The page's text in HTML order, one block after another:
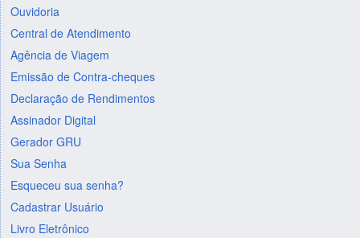
Ouvidoria
Central de Atendimento
Agência de Viagem
Emissão de Contra-cheques
Declaração de Rendimentos
Assinador Digital
Gerador GRU
Sua Senha
Esqueceu sua senha?
Cadastrar Usuário
Livro Eletrônico